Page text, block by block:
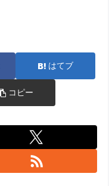
はてブ
コピー